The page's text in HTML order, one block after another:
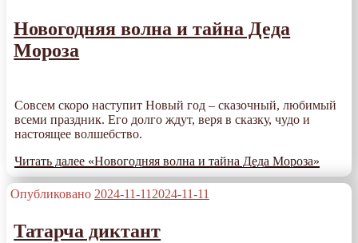
Новогодняя волна и тайна Деда
Мороза
Совсем скоро наступит Новый год – сказочный, любимый
всеми праздник. Его долго ждут, веря в сказку, чудо и
настоящее волшебство.
Читать далее «Новогодняя волна и тайна Деда Мороза»
Опубликовано 2024-11-11 2024-11-11
Татарча диктант